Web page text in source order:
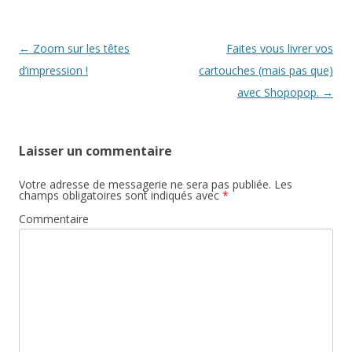
Navigation
des
← Zoom sur les têtes
d’impression !
Faites vous livrer vos
cartouches (mais pas que)
avec Shopopop. →
Laisser un commentaire
Votre adresse de messagerie ne sera pas publiée. Les
champs obligatoires sont indiqués avec *
Commentaire